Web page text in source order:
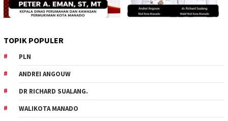
TOPIK POPULER
PLN
ANDREI ANGOUW
DR RICHARD SUALANG.
WALIKOTA MANADO